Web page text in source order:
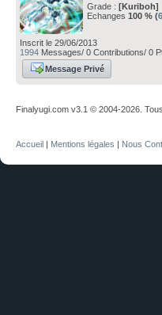
Grade : [Kuriboh]
Echanges 100 % (
Inscrit le 29/06/2013
1994 Messages/ 0 Contributions/ 0
Message Privé
Finalyugi.com v3.1 © 2004-2026.
Accueil | Mentions légales | Nous